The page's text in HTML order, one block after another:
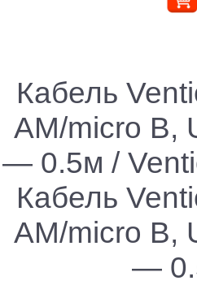
Кабель
AM/micro B,
— 0.5м /
Кабель
AM/micro B,
—